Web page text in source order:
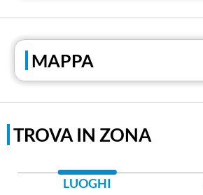
MAPPA
TROVA IN ZONA
LUOGHI